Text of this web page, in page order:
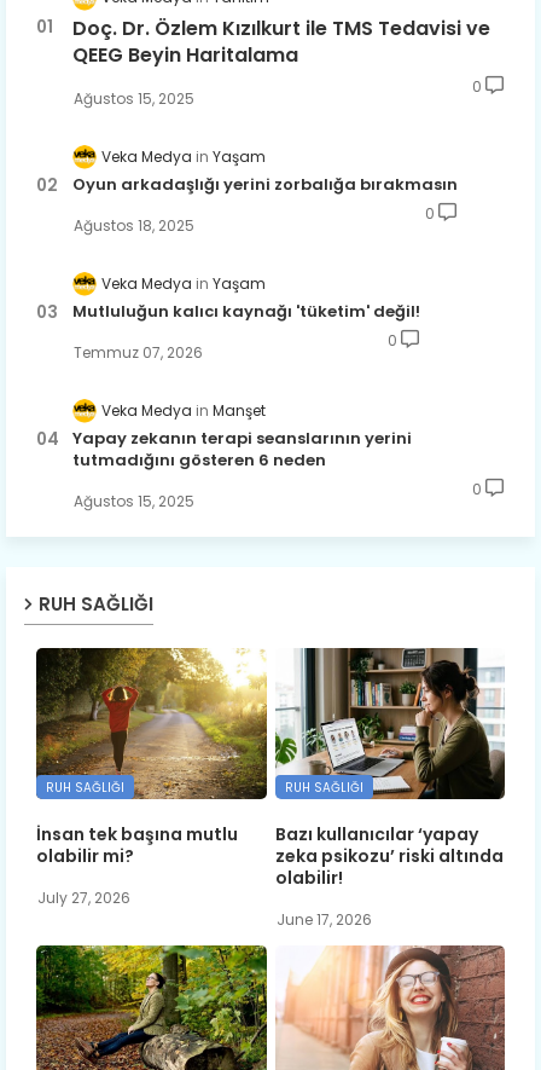
Doç. Dr. Özlem Kızılkurt ile TMS Tedavisi ve
QEEG Beyin Haritalama
Ağustos 15, 2025
0
Veka Medya Yaşam
Oyun arkadaşlığı yerini zorbalığa bırakmasın
Ağustos 18, 2025
0
Veka Medya Yaşam
Mutluluğun kalıcı kaynağı 'tüketim' değil!
Temmuz 07, 2026
0
Veka Medya Manşet
Yapay zekanın terapi seanslarının yerini
tutmadığını gösteren 6 neden
Ağustos 15, 2025
0
RUH SAĞLIĞI
RUH SAĞLIĞI
İnsan tek başına mutlu
olabilir mi?
July 27, 2026
RUH SAĞLIĞI
Bazı kullanıcılar ‘yapay
zeka psikozu’ riski altında
olabilir!
June 17, 2026